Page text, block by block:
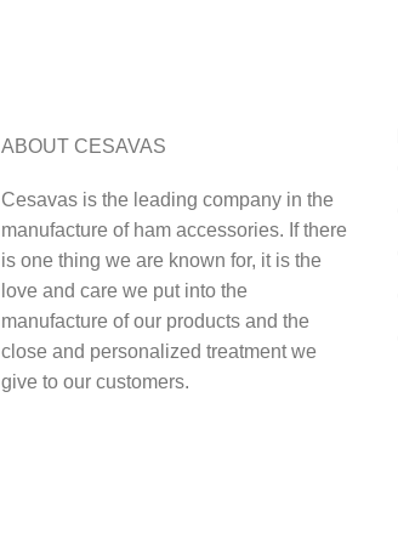
ABOUT CESAVAS
Cesavas is the leading company in the
manufacture of ham accessories. If there
is one thing we are known for, it is the
love and care we put into the
manufacture of our products and the
close and personalized treatment we
give to our customers.